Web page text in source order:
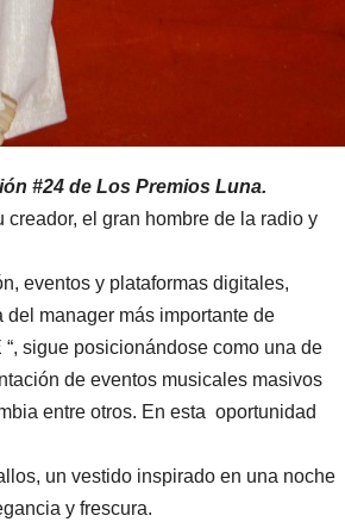
#24 de Los Premios Luna.
el gran hombre de la radio y
eventos y plataformas digitales,
manager más importante de
sigue posicionándose como una de
de eventos musicales masivos
entre otros. En esta oportunidad
un vestido inspirado en una noche
y frescura.